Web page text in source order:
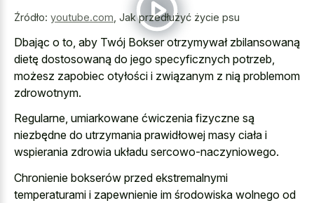
Źródło: youtube.com, Jak przedłużyć życie psu
Dbając o to, aby Twój Bokser otrzymywał zbilansowaną
dietę dostosowaną do jego specyficznych potrzeb,
możesz zapobiec otyłości i związanym z nią problemom
zdrowotnym.
Regularne, umiarkowane ćwiczenia fizyczne są
niezbędne do utrzymania prawidłowej masy ciała i
wspierania zdrowia układu sercowo-naczyniowego.
Chronienie bokserów przed ekstremalnymi
temperaturami i zapewnienie im środowiska wolnego od